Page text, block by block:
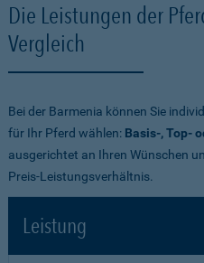
Die Leistungen der
Vergleich
Bei der Barmenia können Sie
für Ihr Pferd wählen: Basis-, Top-
ausgerichtet an Ihren Wünschen
Preis-Leistungsverhältnis.
Leistung